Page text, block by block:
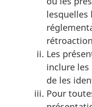
rétroaction
Les
inclure
de les
Pour